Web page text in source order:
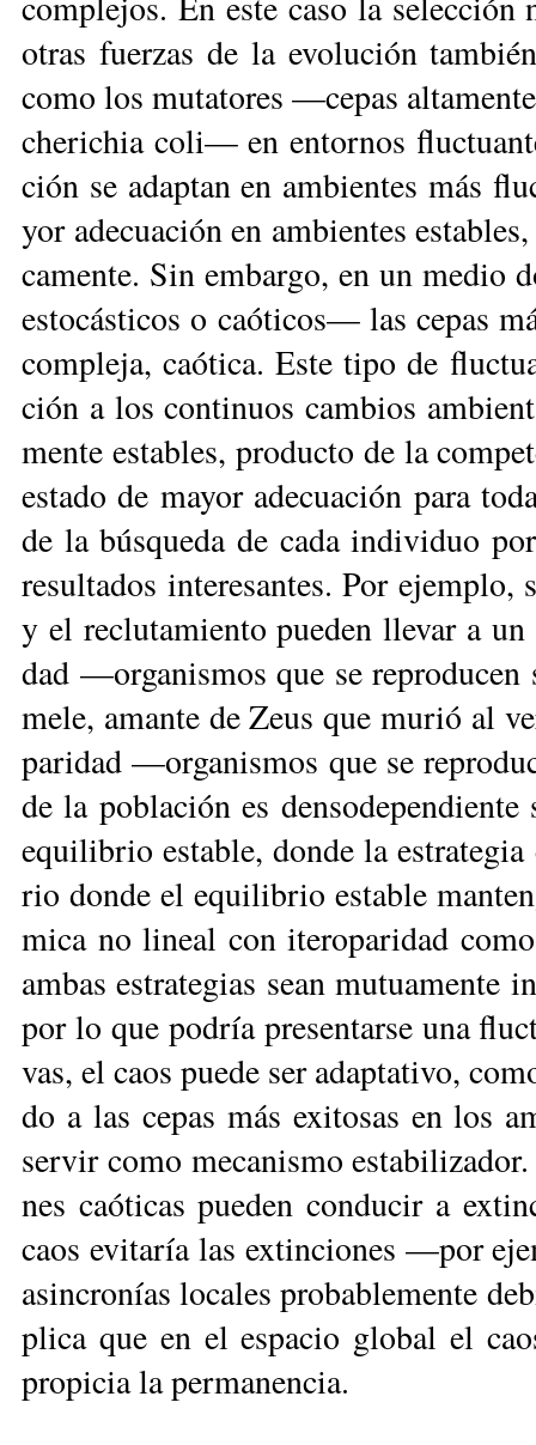
otras fuer­zas de la evo­lu­ción
co­mo los mu­ta­to­res —ce­pas
che­ri­chia co­li— en en­tor­nos
ción se adap­tan en am­bien­tes más
yor ade­cua­ción en am­bien­tes
ca­men­te. Sin em­bar­go, en un me­dio
es­to­cás­ti­cos o caó­ti­cos— las ce­pas
com­ple­ja, caó­ti­ca. Es­te ti­po de
ción a los con­ti­nuos cam­bios
men­te es­ta­bles, pro­duc­to de la
es­ta­do de ma­yor ade­cua­ción pa­ra
de la bús­que­da de ca­da in­di­vi­duo
re­sul­ta­dos in­te­re­san­tes. Por ejem­plo,
y el re­clu­ta­mien­to pue­den lle­var a
dad —or­ga­nis­mos que se
me­le, aman­te de Zeus que mu­rió al
pa­ri­dad —or­ga­nis­mos que se
de la po­bla­ción es
equi­li­brio es­ta­ble, don­de la
rio don­de el equi­li­brio es­ta­ble
mi­ca no li­neal con ite­ro­pa­ri­dad
am­bas es­tra­te­gias sean
por lo que po­dría pre­sen­tar­se una
vas, el caos pue­de ser adap­ta­ti­vo,
do a las ce­pas más exi­to­sas en los
ser­vir co­mo me­ca­nis­mo
nes caó­ti­cas pue­den con­du­cir a
caos evi­ta­ría las ex­tin­cio­nes —por
asin­cro­nías lo­ca­les pro­ba­ble­men­te
pli­ca que en el es­pa­cio glo­bal el
pro­pi­cia la per­ma­nencia.